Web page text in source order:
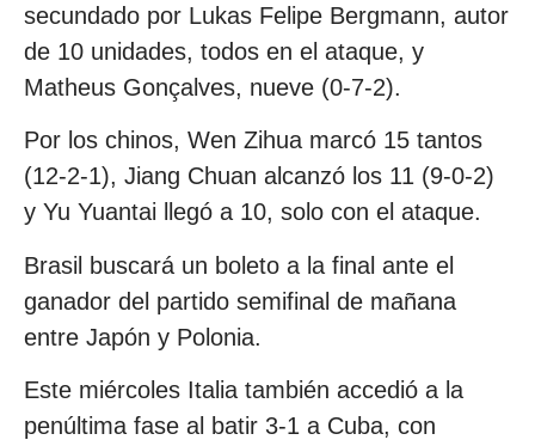
secundado por Lukas Felipe Bergmann, autor
de 10 unidades, todos en el ataque, y
Matheus Gonçalves, nueve (0-7-2).
Por los chinos, Wen Zihua marcó 15 tantos
(12-2-1), Jiang Chuan alcanzó los 11 (9-0-2)
y Yu Yuantai llegó a 10, solo con el ataque.
Brasil buscará un boleto a la final ante el
ganador del partido semifinal de mañana
entre Japón y Polonia.
Este miércoles Italia también accedió a la
penúltima fase al batir 3-1 a Cuba, con